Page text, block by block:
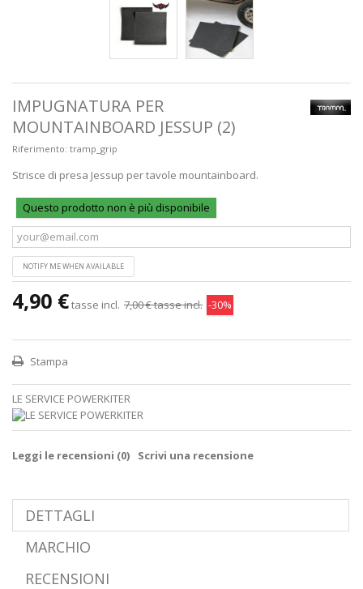
IMPUGNATURA PER
MOUNTAINBOARD JESSUP (2)
Riferimento: tramp_grip
Strisce di presa Jessup per tavole mountainboard.
Questo prodotto non è più disponibile
NOTIFY ME WHEN AVAILABLE
4,90 €tasse incl. 7,00 €tasse incl. -30%
Stampa
LE SERVICE POWERKITER
Leggi le recensioni (0) Scrivi una recensione
DETTAGLI
MARCHIO
RECENSIONI